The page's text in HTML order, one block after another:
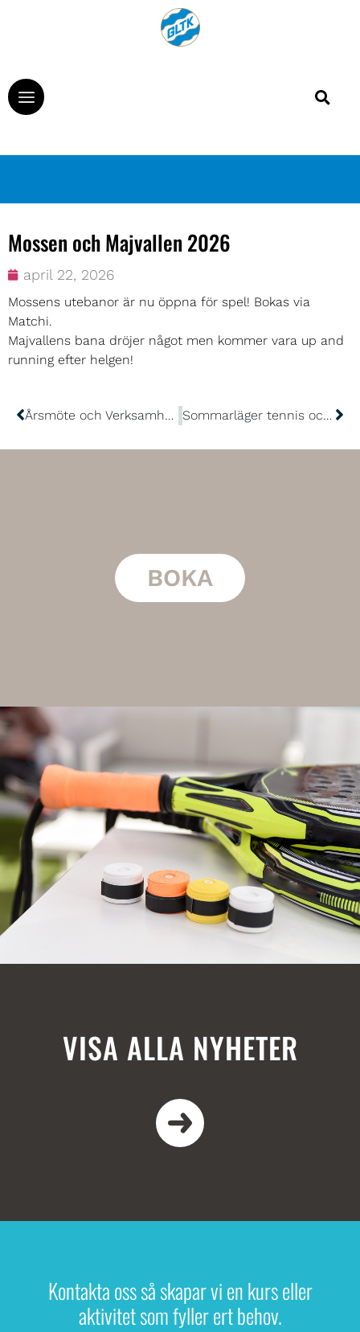
Mossen och Majvallen 2026
april 22, 2026
Mossens utebanor är nu öppna för spel! Bokas via
Matchi.
Majvallens bana dröjer något men kommer vara up and
running efter helgen!
Årsmöte och Verksamhetsberättelse 2025 Sommarläger tennis och padel 2026 är ute!
BOKA
VISA ALLA NYHETER
Kontakta oss så skapar vi en kurs eller
aktivitet som fyller ert behov.